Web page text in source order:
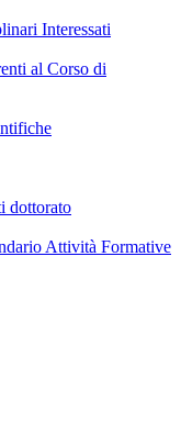
Interessati
al Corso di
dottorato
Attività Formative